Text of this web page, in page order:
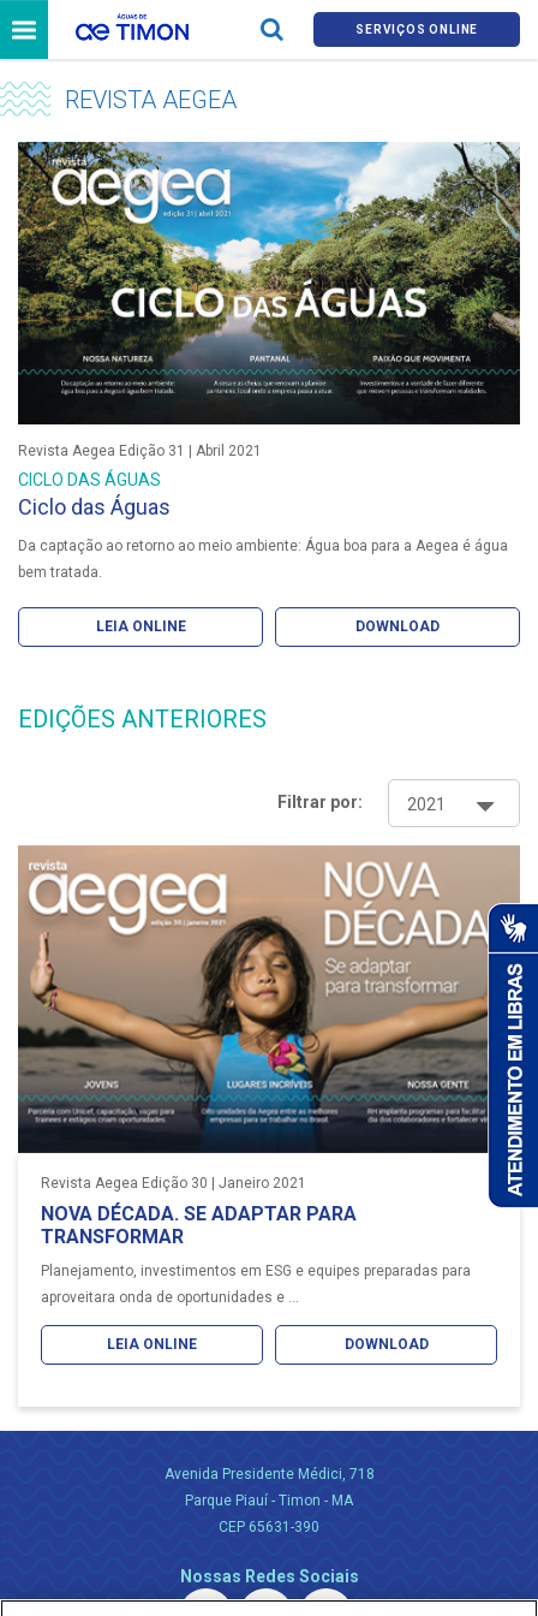
SERVIÇOS ONLINE
REVISTA AEGEA
Revista Aegea Edição 31 | Abril 2021
CICLO DAS ÁGUAS
Ciclo das Águas
Da captação ao retorno ao meio ambiente: Água boa para a Aegea é água
bem tratada.
LEIA ONLINE DOWNLOAD
EDIÇÕES ANTERIORES
Filtrar por:
Revista Aegea Edição 30 | Janeiro 2021
NOVA DÉCADA. SE ADAPTAR PARA
TRANSFORMAR
Planejamento, investimentos em ESG e equipes preparadas para
aproveitara onda de oportunidades e ...
LEIA ONLINE DOWNLOAD
Avenida Presidente Médici, 718
Parque Piauí - Timon - MA
CEP 65631-390
Nossas Redes Sociais